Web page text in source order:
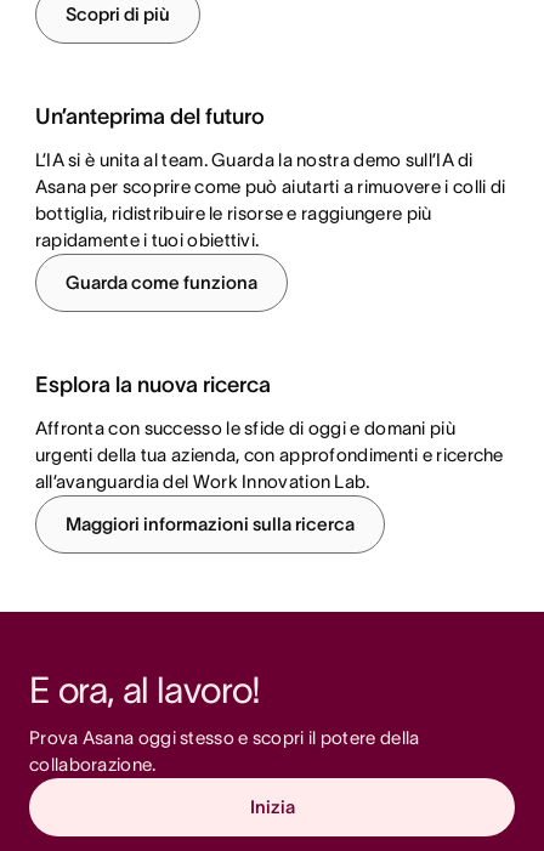
Scopri di più
Un’anteprima del futuro
L’IA si è unita al team. Guarda la nostra demo sull’IA di
Asana per scoprire come può aiutarti a rimuovere i colli di
bottiglia, ridistribuire le risorse e raggiungere più
rapidamente i tuoi obiettivi.
Guarda come funziona
Esplora la nuova ricerca
Affronta con successo le sfide di oggi e domani più
urgenti della tua azienda, con approfondimenti e ricerche
all’avanguardia del Work Innovation Lab.
Maggiori informazioni sulla ricerca
E ora, al lavoro!
Prova Asana oggi stesso e scopri il potere della
collaborazione.
Inizia